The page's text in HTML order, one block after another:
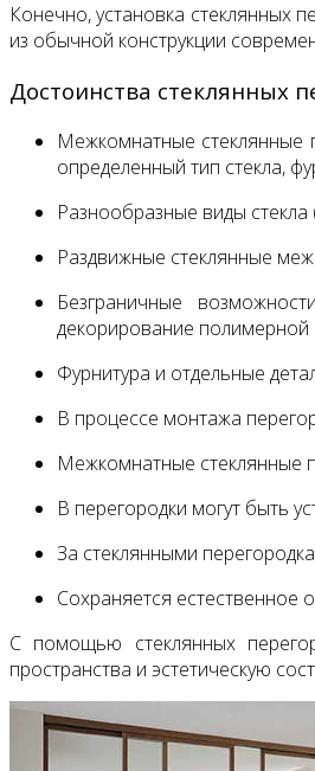
Конечно, установка стеклянных
из обычной конструкции
Достоинства стеклянных
Межкомнатные стеклянные
определенный тип стекла,
Разнообразные виды
Раздвижные стеклянные
Безграничные
декорирование полимерной
Фурнитура и отдельные
В процессе монтажа
Межкомнатные стеклянные
В перегородки могут быть
За стеклянными
Сохраняется естественное
С помощью стеклянных
пространства и эстетическую